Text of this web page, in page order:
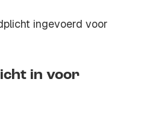
ingevoerd voor
in voor